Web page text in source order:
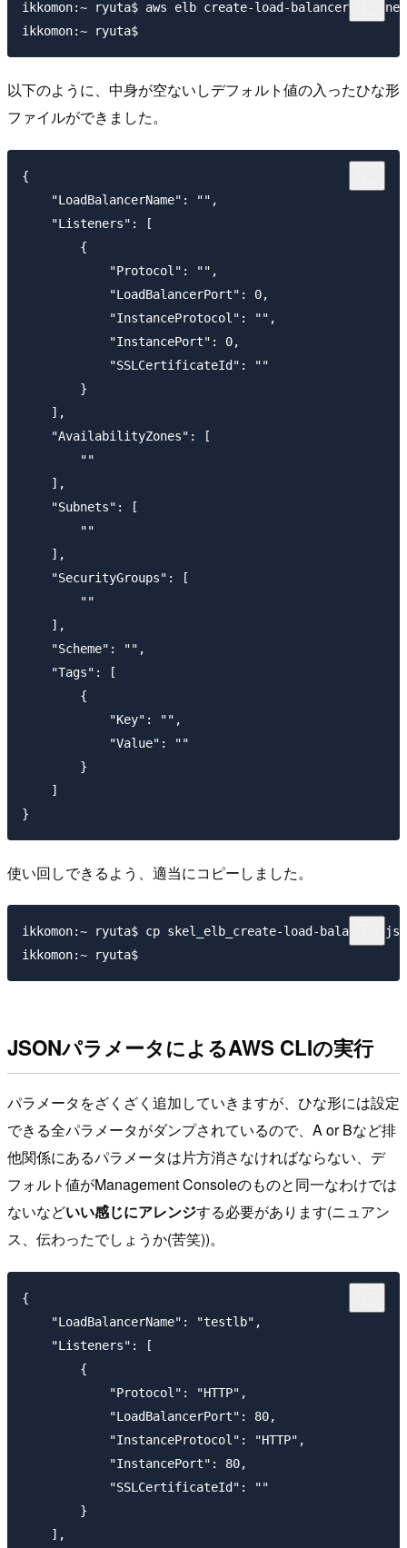
ikkomon:~ ryuta$ aws elb create-load-balancer --
以下のように、中身が空ないしデフォルト値の入ったひな形
ファイルができました。
{
    "LoadBalancerName": "",
    "Listeners": [
        {
            "Protocol": "",
            "LoadBalancerPort": 0,
            "InstanceProtocol": "",
            "InstancePort": 0,
            "SSLCertificateId": ""
        }
    ],
    "AvailabilityZones": [
        ""
    ],
    "Subnets": [
        ""
    ],
    "SecurityGroups": [
        ""
    ],
    "Scheme": "",
    "Tags": [
        {
            "Key": "",
            "Value": ""
        }
    ]
使い回しできるよう、適当にコピーしました。
ikkomon:~ ryuta$ cp skel_elb_create-load-
JSONパラメータによるAWS CLIの実行
パラメータをざくざく追加していきますが、ひな形には設定
できる全パラメータがダンプされているので、A or Bなど排
他関係にあるパラメータは片方消さなければならない、デ
フォルト値がManagement Consoleのものと同一なわけでは
ないなどいい感じにアレンジする必要があります(ニュアン
ス、伝わったでしょうか(苦笑))。
{
    "LoadBalancerName": "testlb",
    "Listeners": [
        {
            "Protocol": "HTTP",
            "LoadBalancerPort": 80,
            "InstanceProtocol": "HTTP",
            "InstancePort": 80,
            "SSLCertificateId": ""
        }
    ],